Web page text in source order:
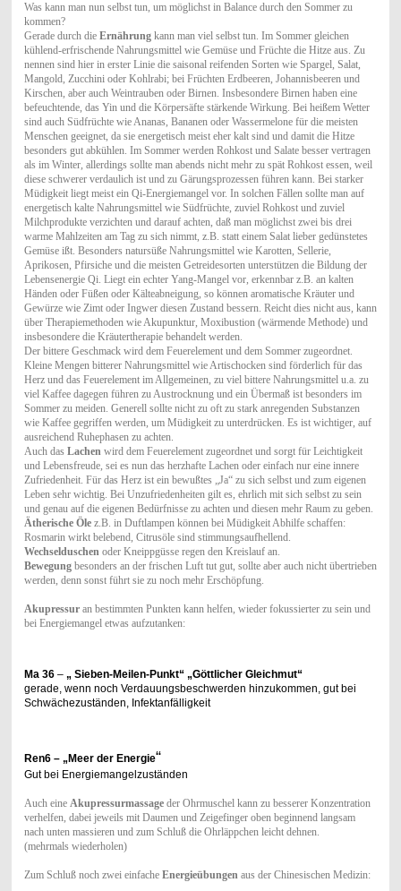
Was kann man nun selbst tun, um möglichst in Balance durch den Sommer zu
kommen?
Gerade durch die Ernährungkann man viel selbst tun. Im Sommer gleichen
kühlend-erfrischende Nahrungsmittel wie Gemüse und Früchte die Hitze aus. Zu
nennen sind hier in erster Linie die saisonal reifenden Sorten wie Spargel, Salat,
Mangold, Zucchini oder Kohlrabi; bei Früchten Erdbeeren, Johannisbeeren und
Kirschen, aber auch Weintrauben oder Birnen. Insbesondere Birnen haben eine
befeuchtende, das Yin und die Körpersäfte stärkende Wirkung. Bei heißem Wetter
sind auch Südfrüchte wie Ananas, Bananen oder Wassermelone für die meisten
Menschen geeignet, da sie energetisch meist eher kalt sind und damit die Hitze
besonders gut abkühlen. Im Sommer werden Rohkost und Salate besser vertragen
als im Winter, allerdings sollte man abends nicht mehr zu spät Rohkost essen, weil
diese schwerer verdaulich ist und zu Gärungsprozessen führen kann. Bei starker
Müdigkeit liegt meist ein Qi-Energiemangel vor. In solchen Fällen sollte man auf
energetisch kalte Nahrungsmittel wie Südfrüchte, zuviel Rohkost und zuviel
Milchprodukte verzichten und darauf achten, daß man möglichst zwei bis drei
warme Mahlzeiten am Tag zu sich nimmt, z.B. statt einem Salat lieber gedünstetes
Gemüse ißt. Besonders natursüße Nahrungsmittel wie Karotten, Sellerie,
Aprikosen, Pfirsiche und die meisten Getreidesorten unterstützen die Bildung der
Lebensenergie Qi. Liegt ein echter Yang-Mangel vor, erkennbar z.B. an kalten
Händen oder Füßen oder Kälteabneigung, so können aromatische Kräuter und
Gewürze wie Zimt oder Ingwer diesen Zustand bessern. Reicht dies nicht aus, kann
über Therapiemethoden wie Akupunktur, Moxibustion (wärmende Methode) und
insbesondere die Kräutertherapie behandelt werden.
Der bittere Geschmack wird dem Feuerelement und dem Sommer zugeordnet.
Kleine Mengen bitterer Nahrungsmittel wie Artischocken sind förderlich für das
Herz und das Feuerelement im Allgemeinen, zu viel bittere Nahrungsmittel u.a. zu
viel Kaffee dagegen führen zu Austrocknung und ein Übermaß ist besonders im
Sommer zu meiden. Generell sollte nicht zu oft zu stark anregenden Substanzen
wie Kaffee gegriffen werden, um Müdigkeit zu unterdrücken. Es ist wichtiger, auf
ausreichend Ruhephasen zu achten.
Auch das Lachenwird dem Feuerelement zugeordnet und sorgt für Leichtigkeit
und Lebensfreude, sei es nun das herzhafte Lachen oder einfach nur eine innere
Zufriedenheit. Für das Herz ist ein bewußtes „Ja“ zu sich selbst und zum eigenen
Leben sehr wichtig. Bei Unzufriedenheiten gilt es, ehrlich mit sich selbst zu sein
und genau auf die eigenen Bedürfnisse zu achten und diesen mehr Raum zu geben.
Ätherische Öle z.B. in Duftlampen können bei Müdigkeit Abhilfe schaffen:
Rosmarin wirkt belebend, Citrusöle sind stimmungsaufhellend.
Wechselduschen oder Kneippgüsse regen den Kreislauf an.
Bewegung besonders an der frischen Luft tut gut, sollte aber auch nicht übertrieben
werden, denn sonst führt sie zu noch mehr Erschöpfung.
Akupressur an bestimmten Punkten kann helfen, wieder fokussierter zu sein und
bei Energiemangel etwas aufzutanken:
Ma 36 – „ Sieben-Meilen-Punkt“ „Göttlicher Gleichmut“
gerade, wenn noch Verdauungsbeschwerden hinzukommen, gut bei
Schwächezuständen, Infektanfälligkeit
Ren6 – „Meer der Energie“
Gut bei Energiemangelzuständen
Auch eine Akupressurmassageder Ohrmuschel kann zu besserer Konzentration
verhelfen, dabei jeweils mit Daumen und Zeigefinger oben beginnend langsam
nach unten massieren und zum Schluß die Ohrläppchen leicht dehnen.
(mehrmals wiederholen)
Zum Schluß noch zwei einfache Energieübungenaus der Chinesischen Medizin: